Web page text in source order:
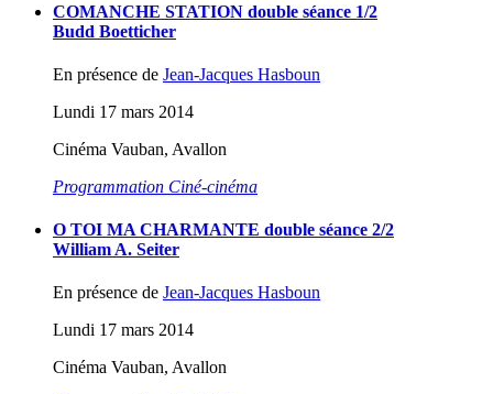
COMANCHE STATION double séance 1/2
Budd Boetticher
En présence de Jean-Jacques Hasboun
Lundi 17 mars 2014
Cinéma Vauban, Avallon
Programmation Ciné-cinéma
O TOI MA CHARMANTE double séance 2/2
William A. Seiter
En présence de Jean-Jacques Hasboun
Lundi 17 mars 2014
Cinéma Vauban, Avallon